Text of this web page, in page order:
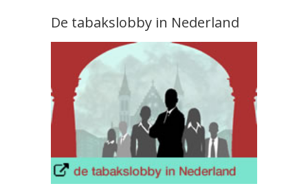
De tabakslobby in Nederland